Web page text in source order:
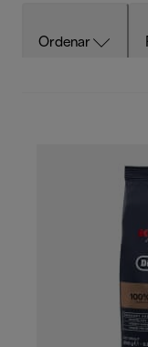
Ordenar